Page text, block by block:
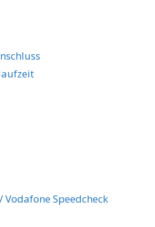
Vodafone Speedcheck